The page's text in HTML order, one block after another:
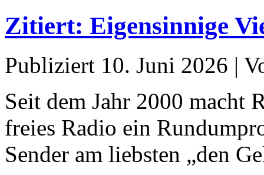
Zitiert: Eigensinnige
Publiziert 10. Juni 2026 |
Seit dem Jahr 2000 macht
freies Radio ein
Sender am liebsten „den